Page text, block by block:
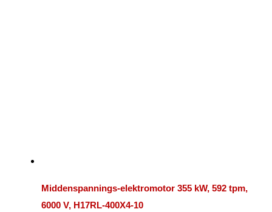
Middenspannings-elektromotor 355 kW, 592 tpm,
6000 V, H17RL-400X4-10